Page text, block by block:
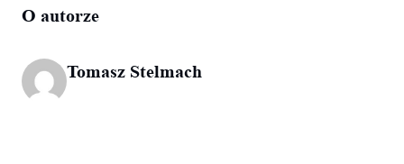
O autorze
Tomasz Stelmach